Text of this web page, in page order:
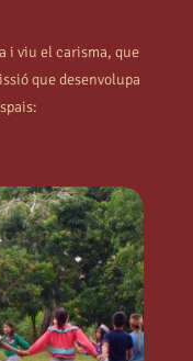
i viu el carisma, que
que desenvolupa